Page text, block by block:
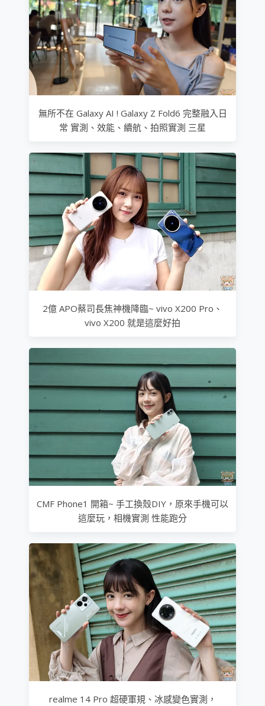
無所不在 Galaxy AI ! Galaxy Z Fold6 完整融入日
常 實測、效能、續航、拍照實測 三星
2億 APO蔡司長焦神機降臨~ vivo X200 Pro、
vivo X200 就是這麼好拍
CMF Phone1 開箱~ 手工換殼DIY，原來手機可以
這麼玩，相機實測 性能跑分
realme 14 Pro 超硬軍規、冰感變色實測，